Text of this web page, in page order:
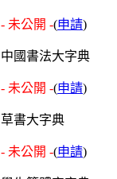
- 未公開 -(申請)
中國書法大字典
- 未公開 -(申請)
草書大字典
- 未公開 -(申請)